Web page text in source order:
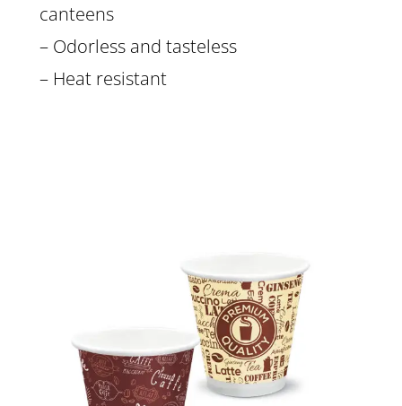
canteens
– Odorless and tasteless
– Heat resistant